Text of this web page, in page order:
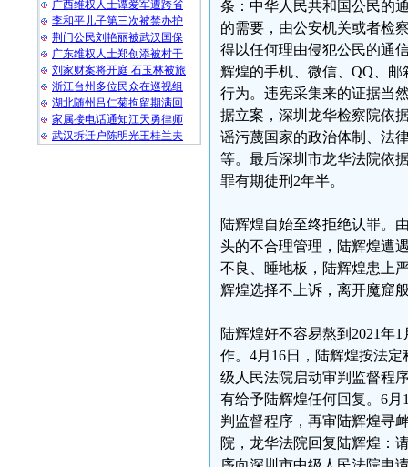
广西维权人士谭爱军遭跨省
李和平儿子第三次被禁办护
荆门公民刘艳丽被武汉国保
广东维权人士郑创添被村干
刘家财案将开庭 石玉林被旅
浙江台州多位民众在巡视组
湖北随州吕仁菊拘留期满回
家属接电话通知江天勇律师
武汉拆迁户陈明光王桂兰夫
条：中华人民共和国公民的
的需要，由公安机关或者检
得以任何理由侵犯公民的通
辉煌的手机、微信、QQ、
行为。违宪采集来的证据当
据立案，深圳龙华检察院依
谣污蔑国家的政治体制、法
等。最后深圳市龙华法院依
罪有期徒刑2年半。
陆辉煌自始至终拒绝认罪。
头的不合理管理，陆辉煌遭
不良、睡地板，陆辉煌患上
辉煌选择不上诉，离开魔窟
陆辉煌好不容易熬到2021年
作。4月16日，陆辉煌按法
级人民法院启动审判监督程
有给予陆辉煌任何回复。6
判监督程序，再审陆辉煌寻
院，龙华法院回复陆辉煌：